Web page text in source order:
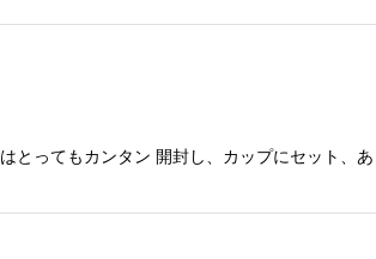
ってもカンタン 開封し、カップにセット、